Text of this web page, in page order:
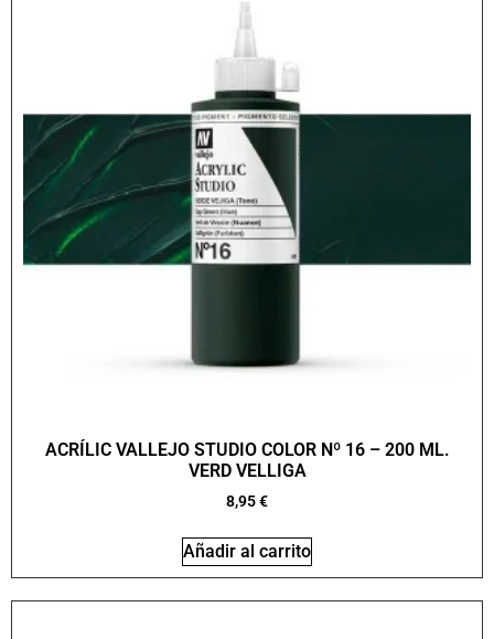
ACRÍLIC VALLEJO STUDIO COLOR Nº 16 – 200 ML.
VERD VELLIGA
8,95€
Añadir al carrito